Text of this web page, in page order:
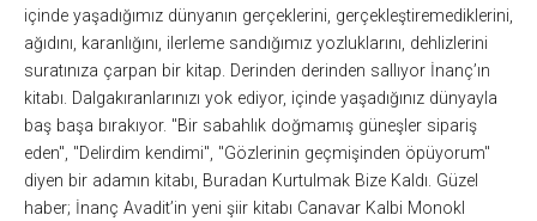
içinde yaşadığımız dünyanın gerçeklerini, gerçekleştiremediklerini,
ağıdını, karanlığını, ilerleme sandığımız yozluklarını, dehlizlerini
suratınıza çarpan bir kitap. Derinden derinden sallıyor İnanç’ın
kitabı. Dalgakıranlarınızı yok ediyor, içinde yaşadığınız dünyayla
baş başa bırakıyor. "Bir sabahlık doğmamış güneşler sipariş
eden", "Delirdim kendimi", "Gözlerinin geçmişinden öpüyorum"
diyen bir adamın kitabı, Buradan Kurtulmak Bize Kaldı. Güzel
haber; İnanç Avadit’in yeni şiir kitabı Canavar Kalbi Monokl